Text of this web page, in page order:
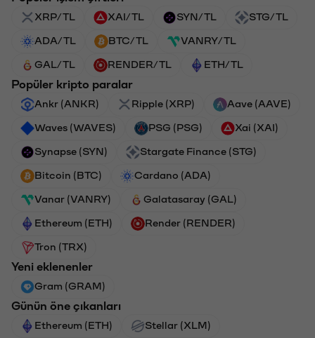
XRP/TL XAI/TL SYN/TL STG/TL
ADA/TL BTC/TL VANRY/TL
GAL/TL RENDER/TL ETH/TL
Popüler kripto paralar
Ankr (ANKR) Ripple (XRP) Aave (AAVE)
Waves (WAVES) PSG (PSG) Xai (XAI)
Synapse (SYN) Stargate Finance (STG)
Bitcoin (BTC) Cardano (ADA)
Vanar (VANRY) Galatasaray (GAL)
Ethereum (ETH) Render (RENDER)
Tron (TRX)
Yeni eklenenler
Gram (GRAM)
Günün öne çıkanları
Ethereum (ETH) Stellar (XLM)